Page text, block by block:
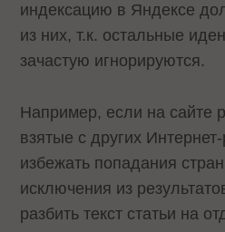
индексацию в Яндексе
из них, т.к. остальные
зачастую игнорируются.
Например, если на сайте
взятые с других
избежать попадания
исключения из
разбить текст статьи на